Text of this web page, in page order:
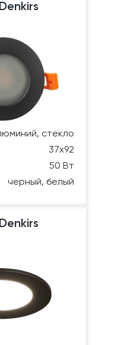
стекло
37х92
50 Вт
черный, белый